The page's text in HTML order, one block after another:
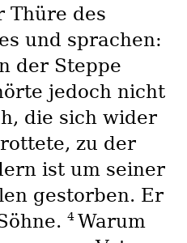
Thüre des
und sprachen:
der Steppe
jedoch nicht
die sich wider
zu der
ist um seiner
gestorben. Er
4 Warum